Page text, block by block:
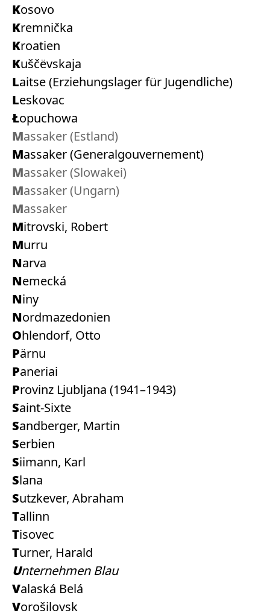
Kosovo
Kremnička
Kroatien
Kuščëvskaja
Laitse (Erziehungslager für Jugendliche)
Leskovac
Łopuchowa
Massaker (Estland)
Massaker (Generalgouvernement)
Massaker (Slowakei)
Massaker (Ungarn)
Massaker
Mitrovski, Robert
Murru
Narva
Nemecká
Niny
Nordmazedonien
Ohlendorf, Otto
Pärnu
Paneriai
Provinz Ljubljana (1941–1943)
Saint-Sixte
Sandberger, Martin
Serbien
Siimann, Karl
Slana
Sutzkever, Abraham
Tallinn
Tisovec
Turner, Harald
Unternehmen Blau
Valaská Belá
Vorošilovsk